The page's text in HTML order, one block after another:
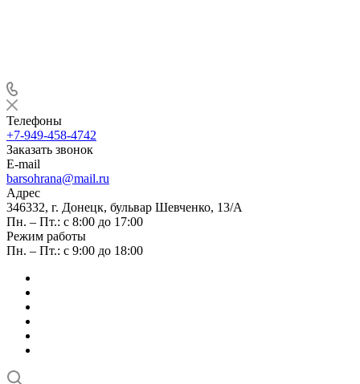
Телефоны
+7-949-458-4742
Заказать звонок
E-mail
barsohrana@mail.ru
Адрес
346332, г. Донецк, бульвар Шевченко, 13/А
Пн. – Пт.: с 8:00 до 17:00
Режим работы
Пн. – Пт.: с 9:00 до 18:00